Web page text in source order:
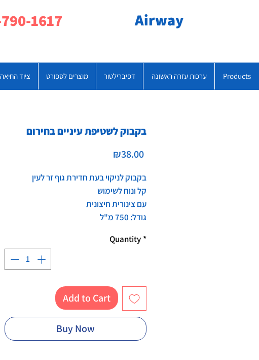
Airway
Products ערכות עזרה ראשונה דפיברילטור מוצרים לספורט ציוד החיאה
בקבוק לשטיפת עיניים בחירום
₪38.00Price
בקבוק לניקוי בעת חדירת גוף זר לעין
קל ונוח לשימוש
עם צינורית חיצונית
גודל: 750 מ"ל
Quantity *
Add to Cart
Buy Now